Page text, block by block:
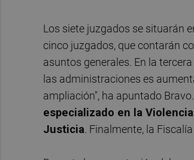
Los siete juzgados se situarán
cinco juzgados, que contarán
asuntos generales. En la
las administraciones es
ampliación", ha apuntado
especializado en la
Justicia. Finalmente, la